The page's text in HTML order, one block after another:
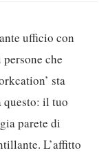
ufficio con
che
sta
questo: il tuo
parete di
L’affitto